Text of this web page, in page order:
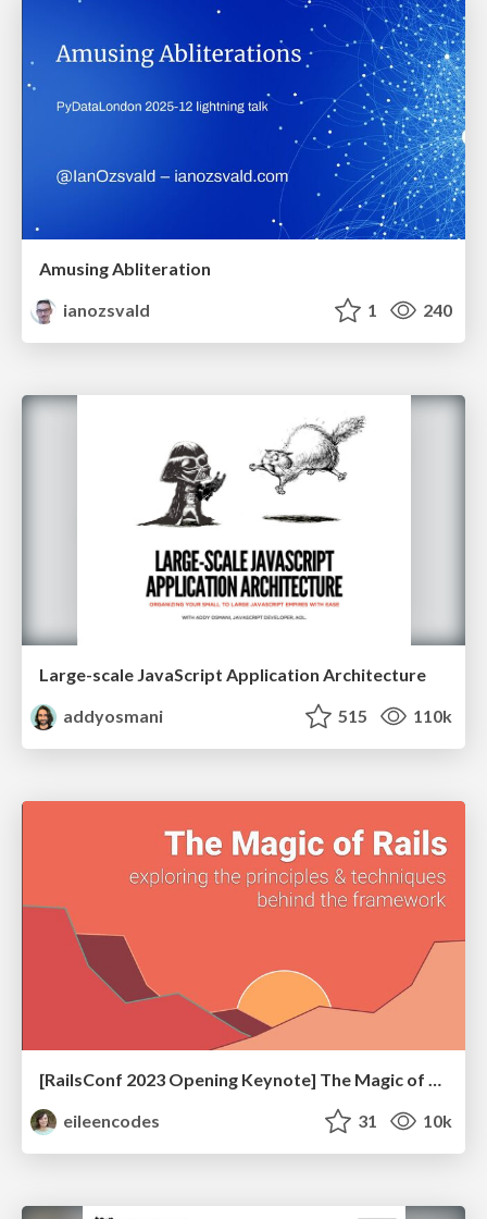
Amusing Abliteration
ianozsvald
1 240
Large-scale JavaScript Application Architecture
addyosmani
515 110k
[RailsConf 2023 Opening Keynote] The Magic of Rails
eileencodes
31 10k